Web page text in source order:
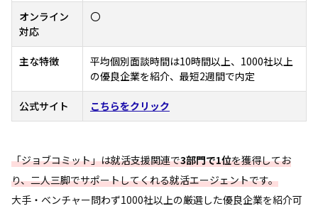
オンライン
対応
〇
主な特徴
平均個別面談時間は10時間以上、1000社以上
の優良企業を紹介、最短2週間で内定
公式サイト こちらをクリック
「ジョブコミット」は就活支援関連で3部門で1位を獲得してお
り、二人三脚でサポートしてくれる就活エージェントです。
大手・ベンチャー問わず1000社以上の厳選した優良企業を紹介可